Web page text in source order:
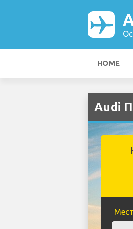
HOME
Audi